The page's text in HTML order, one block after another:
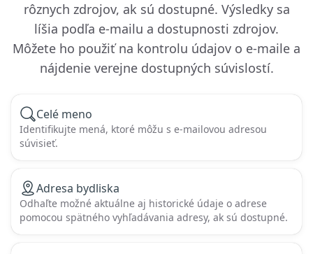
rôznych zdrojov, ak sú dostupné. Výsledky sa
líšia podľa e-mailu a dostupnosti zdrojov.
Môžete ho použiť na kontrolu údajov o e-maile a
nájdenie verejne dostupných súvislostí.
Celé meno
Identifikujte mená, ktoré môžu s e-mailovou adresou
súvisieť.
Adresa bydliska
Odhaľte možné aktuálne aj historické údaje o adrese
pomocou spätného vyhľadávania adresy, ak sú dostupné.